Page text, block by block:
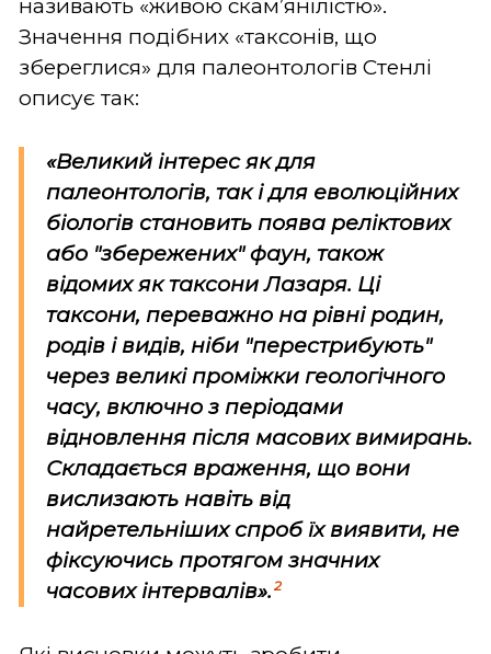
називають «живою скам’янілістю».
Значення подібних «таксонів, що
збереглися» для палеонтологів Стенлі
описує так:
«Великий інтерес як для
палеонтологів, так і для еволюційних
біологів становить поява реліктових
або "збережених" фаун, також
відомих як таксони Лазаря. Ці
таксони, переважно на рівні родин,
родів і видів, ніби "перестрибують"
через великі проміжки геологічного
часу, включно з періодами
відновлення після масових вимирань.
Складається враження, що вони
вислизають навіть від
найретельніших спроб їх виявити, не
фіксуючись протягом значних
часових інтервалів». 2